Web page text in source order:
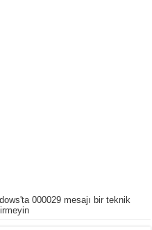
000029 mesajı bir teknik